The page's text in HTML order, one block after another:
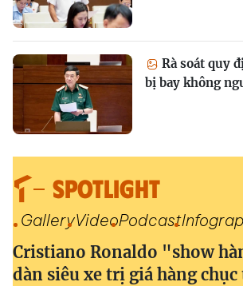
Rà soát quy
bị bay không
SPOTLIGHT
GalleryVideoPodcast
Cristiano Ronaldo "show
dàn siêu xe trị giá hàng chục